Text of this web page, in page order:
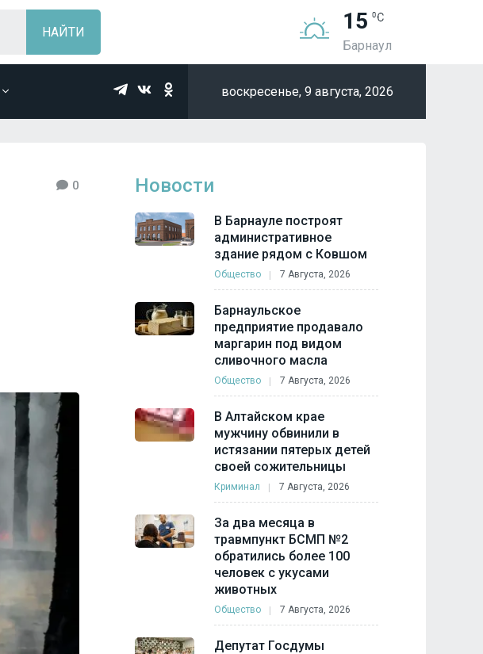
15
Барнаул
воскресенье, 9 августа, 2026
0 Новости
В Барнауле построят
административное
здание рядом с Ковшом
Общество 7 Августа, 2026
Барнаульское
предприятие продавало
маргарин под видом
сливочного масла
Общество 7 Августа, 2026
В Алтайском крае
мужчину обвинили в
истязании пятерых детей
своей сожительницы
Криминал 7 Августа, 2026
За два месяца в
травмпункт БСМП №2
обратились более 100
человек с укусами
животных
Общество 7 Августа, 2026
Депутат Госдумы